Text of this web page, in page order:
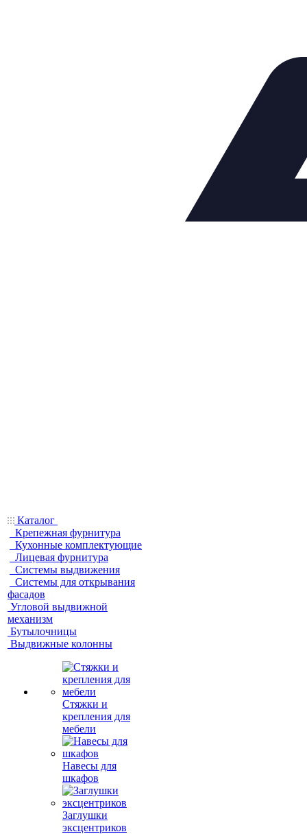
Каталог
Крепежная фурнитура
Кухонные комплектующие
Лицевая фурнитура
Системы выдвижения
Системы для открывания
фасадов
Угловой выдвижной
механизм
Бутылочницы
Выдвижные колонны
Стяжки и
крепления для
мебели
Навесы для
шкафов
Заглушки
эксцентриков